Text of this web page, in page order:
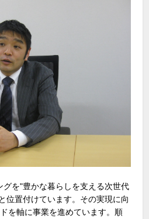
グを"豊かな暮らしを支える次世代
位置付けています。その実現に向
を軸に事業を進めています。順